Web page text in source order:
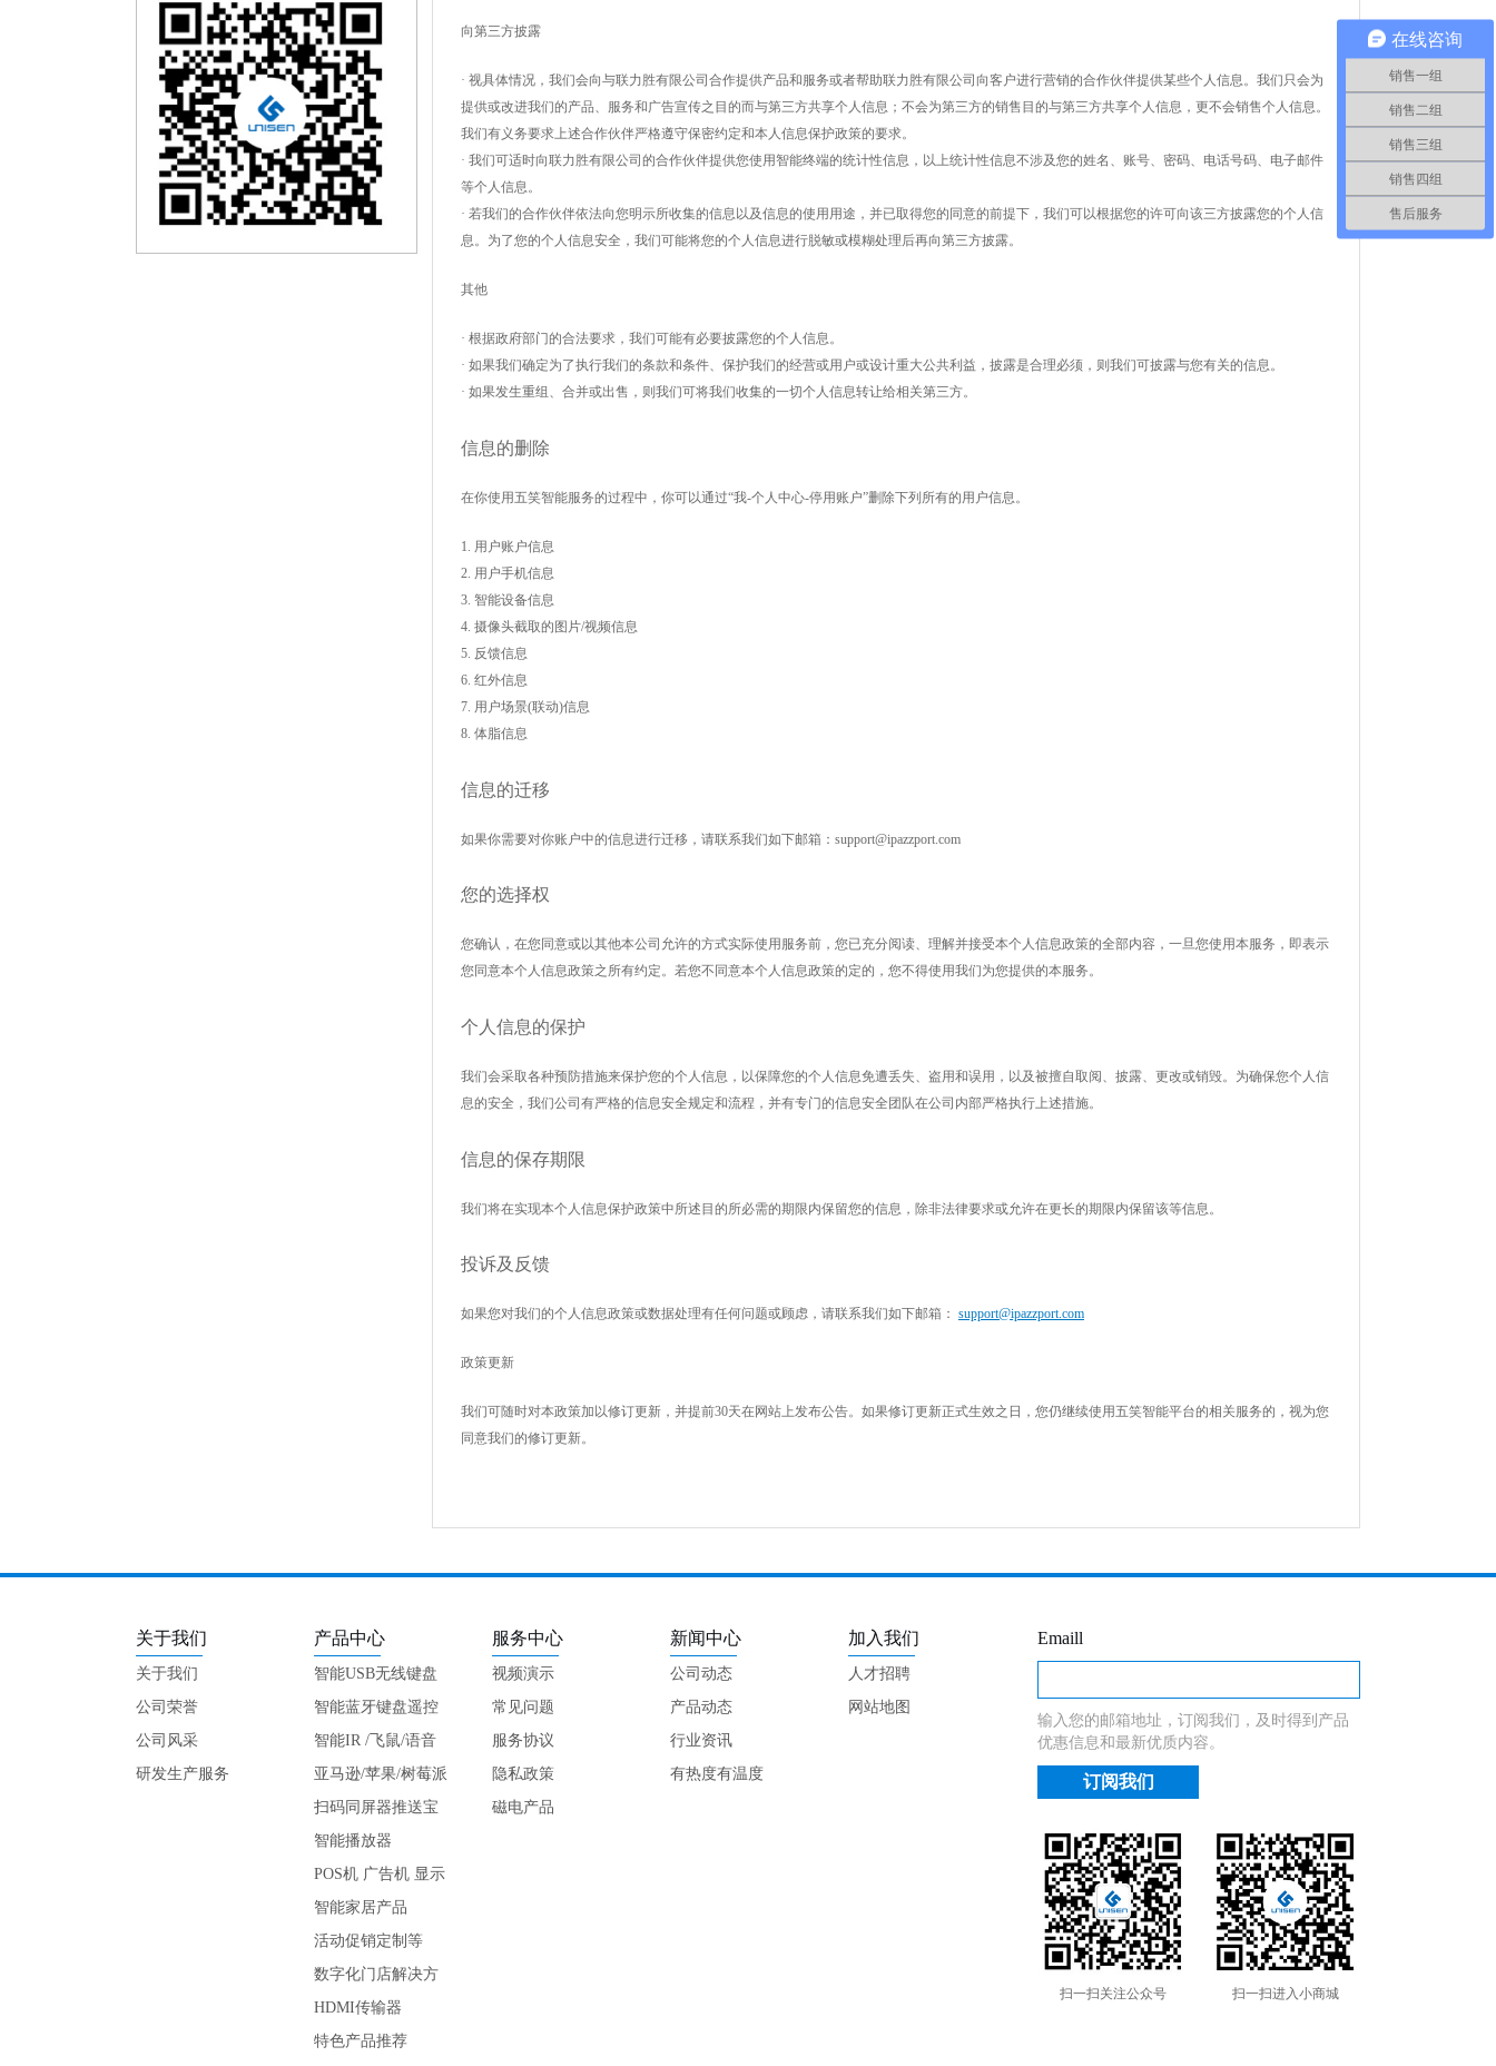
向第三方披露
· 视具体情况，我们会向与联力胜有限公司合作提供产品和服务或者帮助联力胜有限公司向客户进行营销的合作伙伴提供某些个人信息。我们只会为
提供或改进我们的产品、服务和广告宣传之目的而与第三方共享个人信息；不会为第三方的销售目的与第三方共享个人信息，更不会销售个人信息。
我们有义务要求上述合作伙伴严格遵守保密约定和本人信息保护政策的要求。
· 我们可适时向联力胜有限公司的合作伙伴提供您使用智能终端的统计性信息，以上统计性信息不涉及您的姓名、账号、密码、电话号码、电子邮件
等个人信息。
· 若我们的合作伙伴依法向您明示所收集的信息以及信息的使用用途，并已取得您的同意的前提下，我们可以根据您的许可向该三方披露您的个人信
息。为了您的个人信息安全，我们可能将您的个人信息进行脱敏或模糊处理后再向第三方披露。
其他
· 根据政府部门的合法要求，我们可能有必要披露您的个人信息。
· 如果我们确定为了执行我们的条款和条件、保护我们的经营或用户或设计重大公共利益，披露是合理必须，则我们可披露与您有关的信息。
· 如果发生重组、合并或出售，则我们可将我们收集的一切个人信息转让给相关第三方。
信息的删除
在你使用五笑智能服务的过程中，你可以通过“我-个人中心-停用账户”删除下列所有的用户信息。
1. 用户账户信息
2. 用户手机信息
3. 智能设备信息
4. 摄像头截取的图片/视频信息
5. 反馈信息
6. 红外信息
7. 用户场景(联动)信息
8. 体脂信息
信息的迁移
如果你需要对你账户中的信息进行迁移，请联系我们如下邮箱：support@ipazzport.com
您的选择权
您确认，在您同意或以其他本公司允许的方式实际使用服务前，您已充分阅读、理解并接受本个人信息政策的全部内容，一旦您使用本服务，即表示
您同意本个人信息政策之所有约定。若您不同意本个人信息政策的定的，您不得使用我们为您提供的本服务。
个人信息的保护
我们会采取各种预防措施来保护您的个人信息，以保障您的个人信息免遭丢失、盗用和误用，以及被擅自取阅、披露、更改或销毁。为确保您个人信
息的安全，我们公司有严格的信息安全规定和流程，并有专门的信息安全团队在公司内部严格执行上述措施。
信息的保存期限
我们将在实现本个人信息保护政策中所述目的所必需的期限内保留您的信息，除非法律要求或允许在更长的期限内保留该等信息。
投诉及反馈
如果您对我们的个人信息政策或数据处理有任何问题或顾虑，请联系我们如下邮箱： support@ipazzport.com
政策更新
我们可随时对本政策加以修订更新，并提前30天在网站上发布公告。如果修订更新正式生效之日，您仍继续使用五笑智能平台的相关服务的，视为您
同意我们的修订更新。
关于我们
关于我们
公司荣誉
公司风采
研发生产服务
产品中心
智能USB无线键盘
遥控
智能蓝牙键盘遥控
智能IR /飞鼠/语音
键盘
亚马逊/苹果/树莓派
专用
扫码同屏器推送宝
智能播放器
POS机 广告机 显示
屏
智能家居产品
活动促销定制等
数字化门店解决方
案
HDMI传输器
特色产品推荐
服务中心
视频演示
常见问题
服务协议
隐私政策
磁电产品
新闻中心
公司动态
产品动态
行业资讯
有热度有温度
加入我们
人才招聘
网站地图
Emaill
输入您的邮箱地址，订阅我们，及时得到产品
优惠信息和最新优质内容。
扫一扫关注公众号 扫一扫进入小商城
在线咨询
销售一组
销售二组
销售三组
销售四组
售后服务